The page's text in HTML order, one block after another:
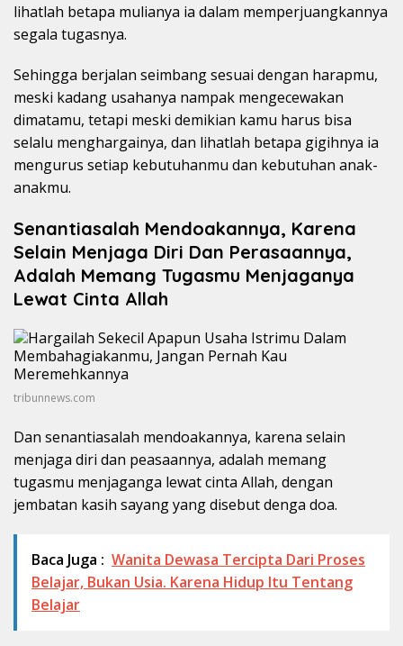
lihatlah betapa mulianya ia dalam memperjuangkannya
segala tugasnya.
Sehingga berjalan seimbang sesuai dengan harapmu,
meski kadang usahanya nampak mengecewakan
dimatamu, tetapi meski demikian kamu harus bisa
selalu menghargainya, dan lihatlah betapa gigihnya ia
mengurus setiap kebutuhanmu dan kebutuhan anak-
anakmu.
Senantiasalah Mendoakannya, Karena
Selain Menjaga Diri Dan Perasaannya,
Adalah Memang Tugasmu Menjaganya
Lewat Cinta Allah
tribunnews.com
Dan senantiasalah mendoakannya, karena selain
menjaga diri dan peasaannya, adalah memang
tugasmu menjaganga lewat cinta Allah, dengan
jembatan kasih sayang yang disebut denga doa.
Baca Juga : Wanita Dewasa Tercipta Dari Proses
Belajar, Bukan Usia. Karena Hidup Itu Tentang
Belajar